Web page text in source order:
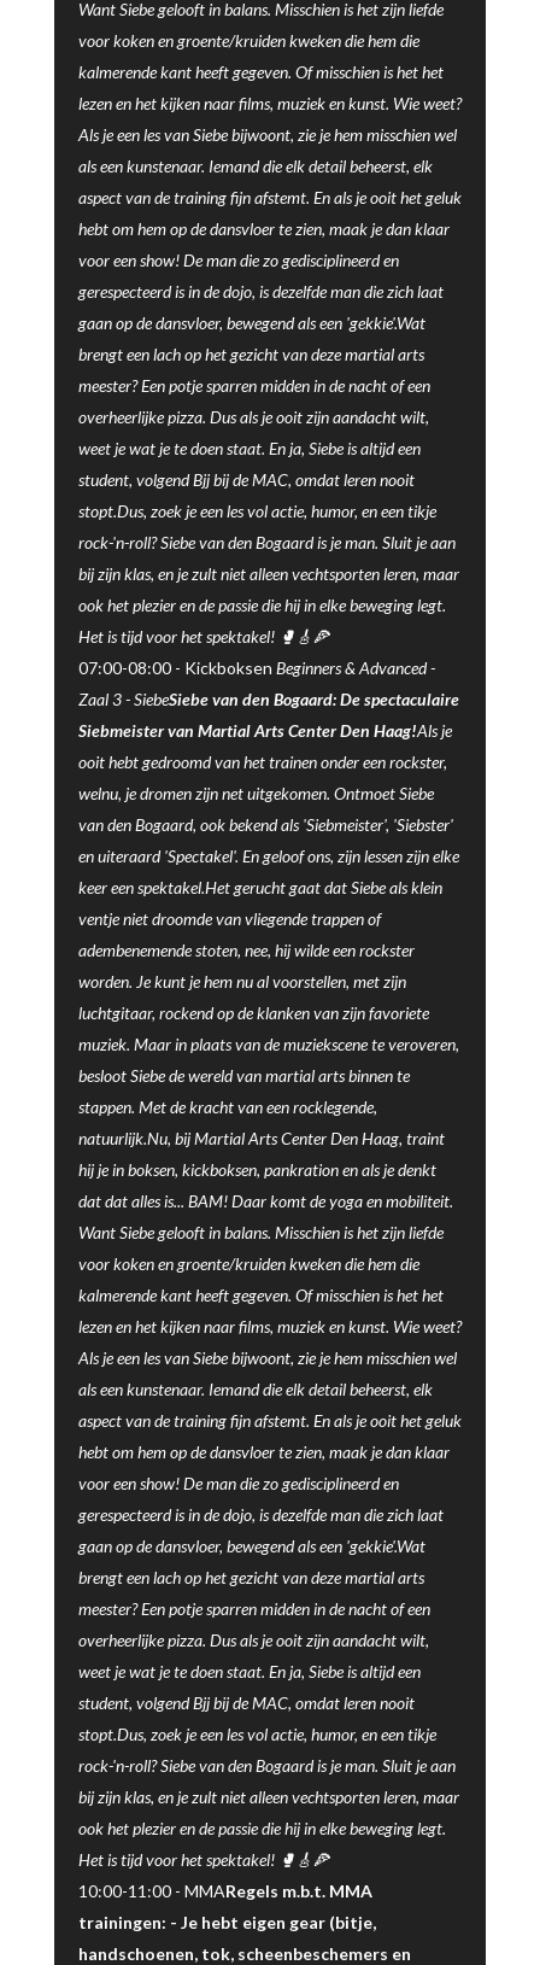
Want Siebe gelooft in balans. Misschien is het zijn liefde
voor koken en groente/kruiden kweken die hem die
kalmerende kant heeft gegeven. Of misschien is het het
lezen en het kijken naar films, muziek en kunst. Wie weet?
Als je een les van Siebe bijwoont, zie je hem misschien wel
als een kunstenaar. Iemand die elk detail beheerst, elk
aspect van de training fijn afstemt. En als je ooit het geluk
hebt om hem op de dansvloer te zien, maak je dan klaar
voor een show! De man die zo gedisciplineerd en
gerespecteerd is in de dojo, is dezelfde man die zich laat
gaan op de dansvloer, bewegend als een 'gekkie'.Wat
brengt een lach op het gezicht van deze martial arts
meester? Een potje sparren midden in de nacht of een
overheerlijke pizza. Dus als je ooit zijn aandacht wilt,
weet je wat je te doen staat. En ja, Siebe is altijd een
student, volgend Bjj bij de MAC, omdat leren nooit
stopt.Dus, zoek je een les vol actie, humor, en een tikje
rock-'n-roll? Siebe van den Bogaard is je man. Sluit je aan
bij zijn klas, en je zult niet alleen vechtsporten leren, maar
ook het plezier en de passie die hij in elke beweging legt.
Het is tijd voor het spektakel! 🥊🎸🍕
07:00-08:00 - Kickboksen Beginners & Advanced -
Zaal 3-SiebeSiebe van den Bogaard: De spectaculaire
Siebmeister van Martial Arts Center Den Haag!Als je
ooit hebt gedroomd van het trainen onder een rockster,
welnu, je dromen zijn net uitgekomen. Ontmoet Siebe
van den Bogaard, ook bekend als 'Siebmeister', 'Siebster'
en uiteraard 'Spectakel'. En geloof ons, zijn lessen zijn elke
keer een spektakel.Het gerucht gaat dat Siebe als klein
ventje niet droomde van vliegende trappen of
adembenemende stoten, nee, hij wilde een rockster
worden. Je kunt je hem nu al voorstellen, met zijn
luchtgitaar, rockend op de klanken van zijn favoriete
muziek. Maar in plaats van de muziekscene te veroveren,
besloot Siebe de wereld van martial arts binnen te
stappen. Met de kracht van een rocklegende,
natuurlijk.Nu, bij Martial Arts Center Den Haag, traint
hij je in boksen, kickboksen, pankration en als je denkt
dat dat alles is... BAM! Daar komt de yoga en mobiliteit.
Want Siebe gelooft in balans. Misschien is het zijn liefde
voor koken en groente/kruiden kweken die hem die
kalmerende kant heeft gegeven. Of misschien is het het
lezen en het kijken naar films, muziek en kunst. Wie weet?
Als je een les van Siebe bijwoont, zie je hem misschien wel
als een kunstenaar. Iemand die elk detail beheerst, elk
aspect van de training fijn afstemt. En als je ooit het geluk
hebt om hem op de dansvloer te zien, maak je dan klaar
voor een show! De man die zo gedisciplineerd en
gerespecteerd is in de dojo, is dezelfde man die zich laat
gaan op de dansvloer, bewegend als een 'gekkie'.Wat
brengt een lach op het gezicht van deze martial arts
meester? Een potje sparren midden in de nacht of een
overheerlijke pizza. Dus als je ooit zijn aandacht wilt,
weet je wat je te doen staat. En ja, Siebe is altijd een
student, volgend Bjj bij de MAC, omdat leren nooit
stopt.Dus, zoek je een les vol actie, humor, en een tikje
rock-'n-roll? Siebe van den Bogaard is je man. Sluit je aan
bij zijn klas, en je zult niet alleen vechtsporten leren, maar
ook het plezier en de passie die hij in elke beweging legt.
Het is tijd voor het spektakel! 🥊🎸🍕
10:00-11:00 - MMARegels m.b.t. MMA
trainingen: - Je hebt eigen gear (bitje,
handschoenen, tok, scheenbeschemers en